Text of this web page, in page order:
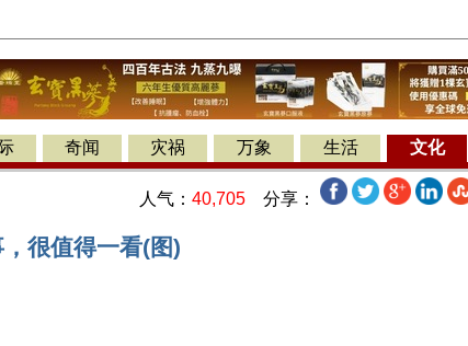
奇闻 灾祸 万象 生活 文化
人气： 40,705 分享：
很值得一看(图)